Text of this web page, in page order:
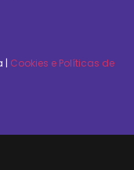
| Cookies e Políticas de